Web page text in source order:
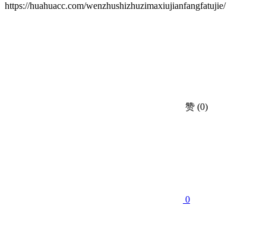
https://huahuacc.com/wenzhushizhuzimaxiujianfangfatujie/
赞 (0)
0